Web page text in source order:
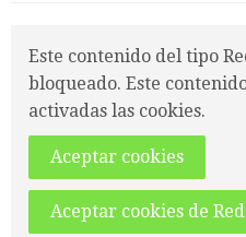
Este contenido del tipo
bloqueado. Este
activadas las cookies.
Aceptar cookies
Aceptar cookies de